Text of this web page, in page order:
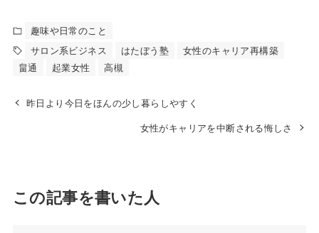
趣味や日常のこと
サロン系ビジネス
はたぼう塾
女性のキャリア再構築
畠通
起業女性 高槻
昨日より今日をほんの少し暮らしやすく
女性がキャリアを中断される悔しさ
この記事を書いた人